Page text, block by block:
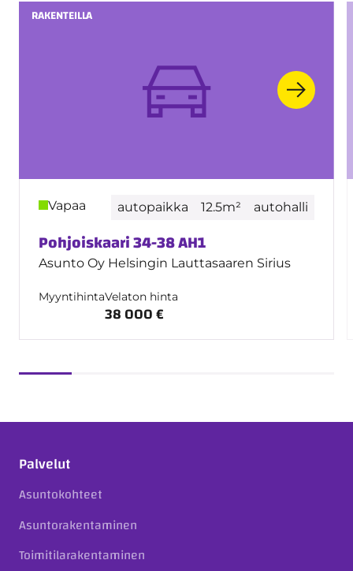
RAKENTEILLA
Vapaa autopaikka 12.5m² autohalli
Pohjoiskaari 34-38 AH1
Asunto Oy Helsingin Lauttasaaren Sirius
MyyntihintaVelaton hinta
38 000 €
Palvelut
Asuntokohteet
Asuntorakentaminen
Toimitilarakentaminen